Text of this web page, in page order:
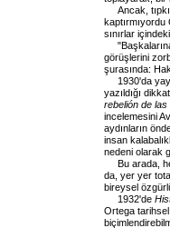
Ancak,
kaptırmıyordu
sınırlar
görüşlerini
şurasında:
1930'da
yazıldığı
rebelión de
incelemesini
aydınların
insan
nedeni olarak
Bu arada,
da, yer yer
bireysel
1932'de
Ortega